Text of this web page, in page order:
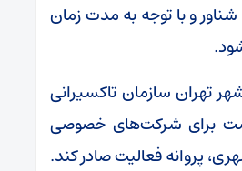
و با توجه به مدت زمان
تهران سازمان تاکسیرانی
برای شرکت‌های خصوصی
پروانه فعالیت صادر کند.